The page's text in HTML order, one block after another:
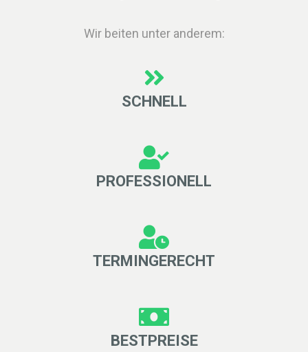
Wir beiten unter anderem:
SCHNELL
PROFESSIONELL
TERMINGERECHT
BESTPREISE